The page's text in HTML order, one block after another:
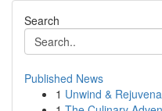
Search
Published News
1 Unwind &